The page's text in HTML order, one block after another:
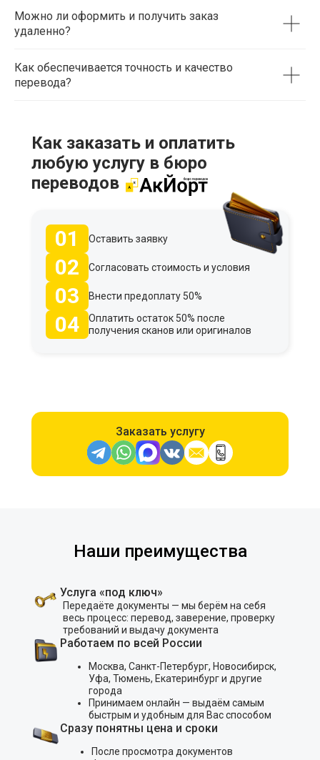
Можно ли оформить и получить заказ
удаленно?
Как обеспечивается точность и качество
перевода?
Как заказать и оплатить
любую услугу в бюро
переводов
01 Оставить заявку
02 Согласовать стоимость и условия
03 Внести предоплату 50%
04
Оплатить остаток 50% после
получения сканов или оригиналов
Заказать услугу
Наши преимущества
Услуга «под ключ»
Передаёте документы — мы берём на себя
весь процесс: перевод, заверение, проверку
требований и выдачу документа
Работаем по всей России
Москва, Санкт-Петербург, Новосибирск,
Уфа, Тюмень, Екатеринбург и другие
города
Принимаем онлайн — выдаём самым
быстрым и удобным для Вас способом
Сразу понятны цена и сроки
После просмотра документов